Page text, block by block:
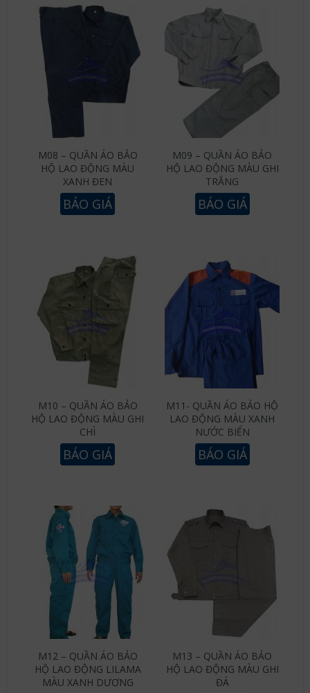
M08 – QUẦN ÁO BẢO
HỘ LAO ĐỘNG MÀU
XANH ĐEN
BÁO GIÁ
M09 – QUẦN ÁO BẢO
HỘ LAO ĐỘNG MÀU GHI
TRẮNG
BÁO GIÁ
M10 – QUẦN ÁO BẢO
HỘ LAO ĐỘNG MÀU GHI
CHÌ
BÁO GIÁ
M11- QUẦN ÁO BẢO HỘ
LAO ĐỘNG MÀU XANH
NƯỚC BIỂN
BÁO GIÁ
M12 – QUẦN ÁO BẢO
HỘ LAO ĐỘNG LILAMA
MÀU XANH DƯƠNG
M13 – QUẦN ÁO BẢO
HỘ LAO ĐỘNG MÀU GHI
ĐÁ